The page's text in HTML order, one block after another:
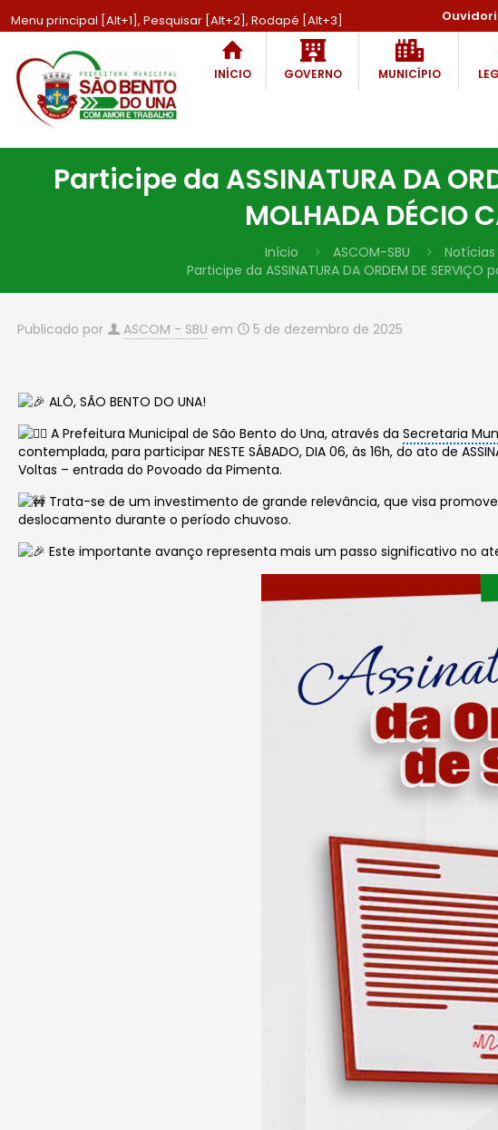
Menu principal [Alt+1], Pesquisar [Alt+2], Rodapé [Alt+3]
INÍCIO GOVERNO MUNICÍPIO
Participe da ASSINATURA DA
MOLHADA DÉCIO
Início ASCOM-SBU Notícias
Participe da ASSINATURA DA ORDEM DE
Publicado por ASCOM - SBU em 5 de dezembro de 2025
ALÔ, SÃO BENTO DO UNA!
A Prefeitura Municipal de São Bento do Una, através daSecretaria
contemplada, para participar NESTE SÁBADO, DIA 06, às 16h, do ato de
Voltas – entrada do Povoado da Pimenta.
Trata-se de um investimento de grande relevância, que visa
deslocamento durante o período chuvoso.
Este importante avanço representa mais um passo significativo no